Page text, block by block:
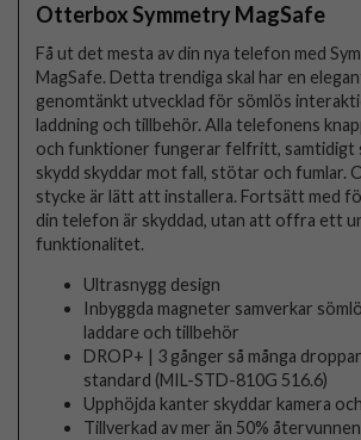
Otterbox Symmetry MagSafe
Få ut det mesta av din nya telefon med
MagSafe. Detta trendiga skal har en
genomtänkt utvecklad för sömlös
laddning och tillbehör. Alla telefonens
och funktioner fungerar felfritt, samtidigt
skydd skyddar mot fall, stötar och fumlar.
stycke är lätt att installera. Fortsätt med
din telefon är skyddad, utan att offra ett
funktionalitet.
Ultrasnygg design
Inbyggda magneter samverkar
laddare och tillbehör
DROP+ | 3 gånger så många
standard (MIL-STD-810G 516.6)
Upphöjda kanter skyddar kamera
Tillverkad av mer än 50%